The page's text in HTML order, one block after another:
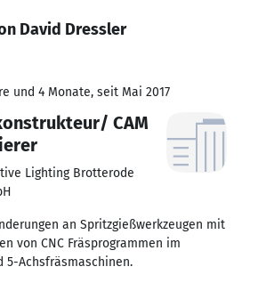
David Dressler
und 4 Monate, seit Mai 2017
CAM
Lighting Brotterode
an Spritzgießwerkzeugen mit
von CNC Fräsprogrammen im
5-Achsfräsmaschinen.